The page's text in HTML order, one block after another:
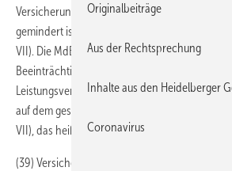
Versicherungsfalls über die 26. Woche hinaus
gemindert ist, haben Anspruch auf eine Rente (§
VII). Die MdE richtet sich nach dem Umfang der
Beeinträchtigung des körperlichen oder
Leistungsvermögens ergebenden
auf dem gesamten Gebiet des Erwerbslebens (§
VII), das heißt auf dem allgemeinen
(39) Versicherte haben dann gegen den
Originalbeiträge
Aus der Rechtsprechung
Inhalte aus den Heidelberger
Coronavirus